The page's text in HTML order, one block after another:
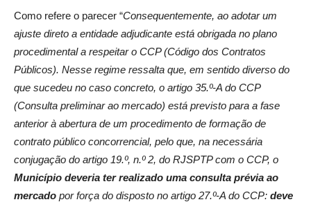
Como refere o parecer “Consequentemente, ao adotar um
ajuste direto a entidade adjudicante está obrigada no plano
procedimental a respeitar o CCP (Código dos Contratos
Públicos). Nesse regime ressalta que, em sentido diverso do
que sucedeu no caso concreto, o artigo 35.º-A do CCP
(Consulta preliminar ao mercado) está previsto para a fase
anterior à abertura de um procedimento de formação de
contrato público concorrencial, pelo que, na necessária
conjugação do artigo 19.º, n.º 2, do RJSPTP com o CCP, o
Município deveria ter realizado uma consulta prévia ao
mercado por força do disposto no artigo 27.º-A do CCP: deve